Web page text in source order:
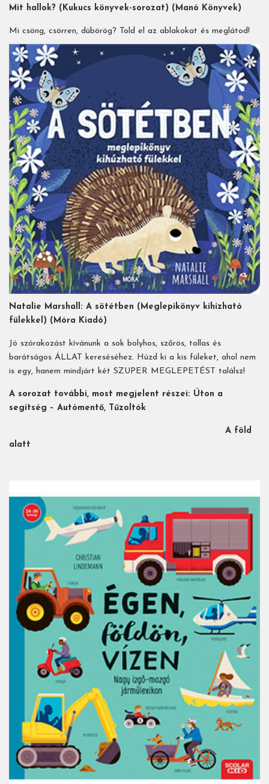
Mit hallok? (Kukucs könyvek-sorozat) (Manó Könyvek)
Mi csöng, csörren, dübörög? Told el az ablakokat és meglátod!
Natalie Marshall: A sötétben (Meglepikönyv kihízható
fülekkel) (Móra Kiadó)
Jó szórakozást kívánunk a sok bolyhos, szőrös, tollas és
barátságos ÁLLAT kereséséhez. Húzd ki a kis füleket, ahol nem
is egy, hanem mindjárt két SZUPER MEGLEPETÉST találsz!
A sorozat további, most megjelent részei: Úton a
segítség – Autómentő, Tűzoltók
A föld
alatt